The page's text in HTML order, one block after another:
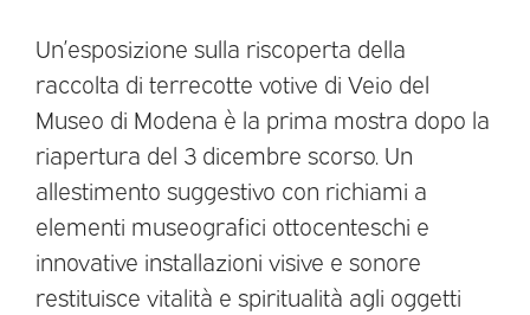
Un’esposizione sulla riscoperta della
raccolta di terrecotte votive di Veio del
Museo di Modena è la prima mostra dopo la
riapertura del 3 dicembre scorso. Un
allestimento suggestivo con richiami a
elementi museografici ottocenteschi e
innovative installazioni visive e sonore
restituisce vitalità e spiritualità agli oggetti